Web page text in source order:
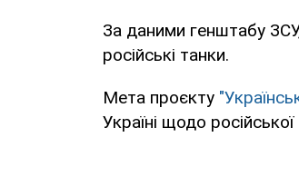
За даними генштабу
російські танки.
Мета проєкту
Україні щодо російської